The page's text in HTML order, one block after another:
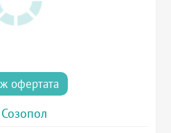
офертата
Созопол